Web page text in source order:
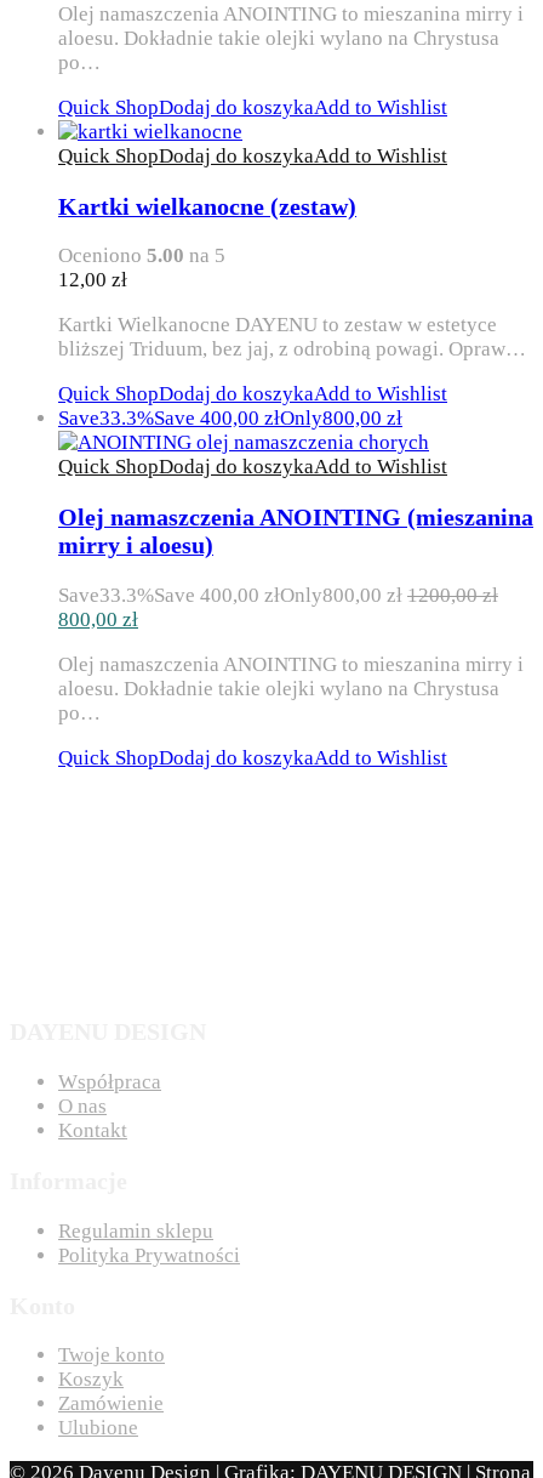
wynosiła:
27,00 zł.
Olej namaszczenia ANOINTING to mieszanina mirry i
aloesu. Dokładnie takie olejki wylano na Chrystusa
po…
Quick ShopDodaj do koszykaAdd to Wishlist
Quick ShopDodaj do koszykaAdd to Wishlist
Kartki wielkanocne (zestaw)
Oceniono 5.00 na 5
12,00 zł
Kartki Wielkanocne DAYENU to zestaw w estetyce
bliższej Triduum, bez jaj, z odrobiną powagi. Opraw…
Quick ShopDodaj do koszykaAdd to Wishlist
Save33.3%Save 400,00 złOnly800,00 zł
Quick ShopDodaj do koszykaAdd to Wishlist
Olej namaszczenia ANOINTING (mieszanina
mirry i aloesu)
Save33.3%Save 400,00 złOnly800,00 zł 1200,00zł
Pierwotna
wynosiła:
1200,00 zł.
800,00 złAktualna
wynosi:
800,00 zł.
Olej namaszczenia ANOINTING to mieszanina mirry i
aloesu. Dokładnie takie olejki wylano na Chrystusa
po…
Quick ShopDodaj do koszykaAdd to Wishlist
Współpraca
O nas
Kontakt
Regulamin sklepu
Polityka Prywatności
Twoje konto
Koszyk
Zamówienie
Ulubione
© 2026 Dayenu Design | Grafika: DAYENU DESIGN | Strona